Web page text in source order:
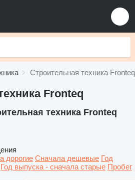
Строительная техника Fronteq
Fronteq
техника Fronteq
дорогие Сначала дешевые Год
Год выпуска - сначала старые Пробег